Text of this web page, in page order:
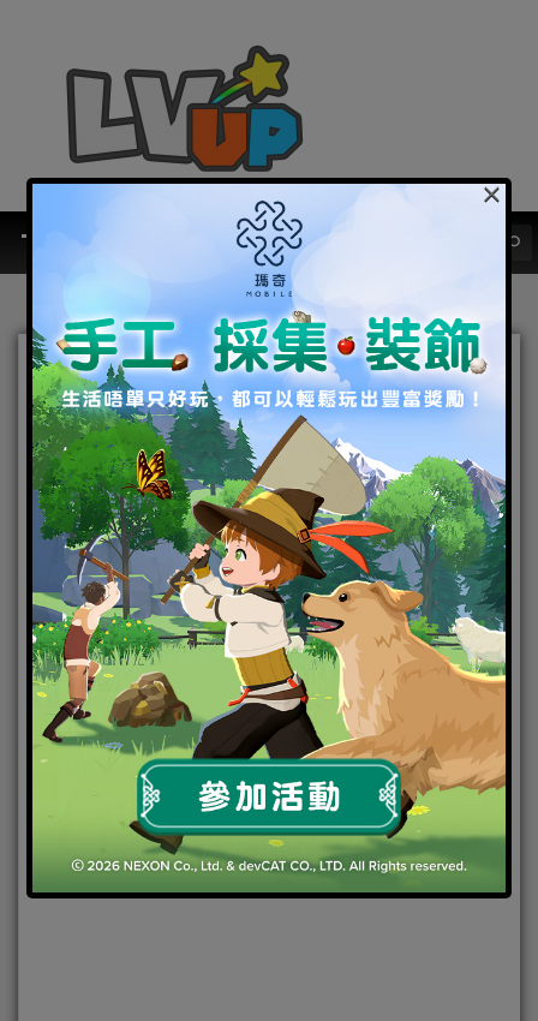
《白夜極光》版本更新 【再
見，我的「樂園」】限時開
放 全新角色「珀拉珂」與
「卡斯特」登場
2022-09-22 |Android,IOS,手機遊戲,焦點新聞
×